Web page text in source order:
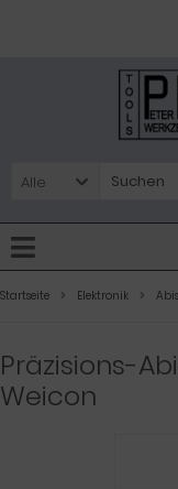
Alle
Startseite Elektronik
Präzisions-
Weicon